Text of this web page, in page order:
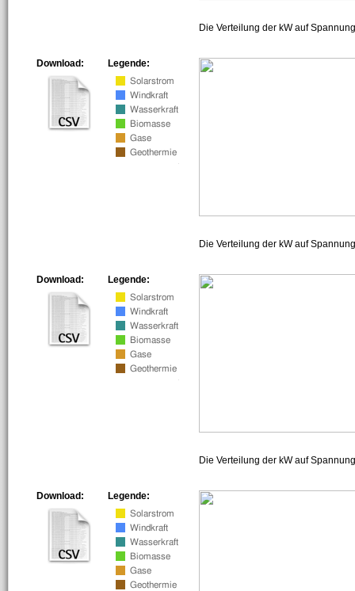
Die Verteilung der kW auf
Legende:
Download:
Die Verteilung der kW auf
Legende:
Download:
Die Verteilung der kW auf
Legende:
Download: